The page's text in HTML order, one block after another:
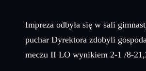
Impreza odbyła się w sali
puchar Dyrektora zdobyli
meczu II LO wynikiem 2-1 /8-